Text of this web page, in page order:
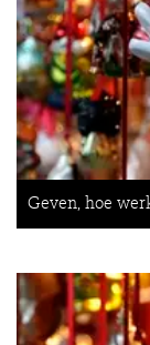
Geven, hoe